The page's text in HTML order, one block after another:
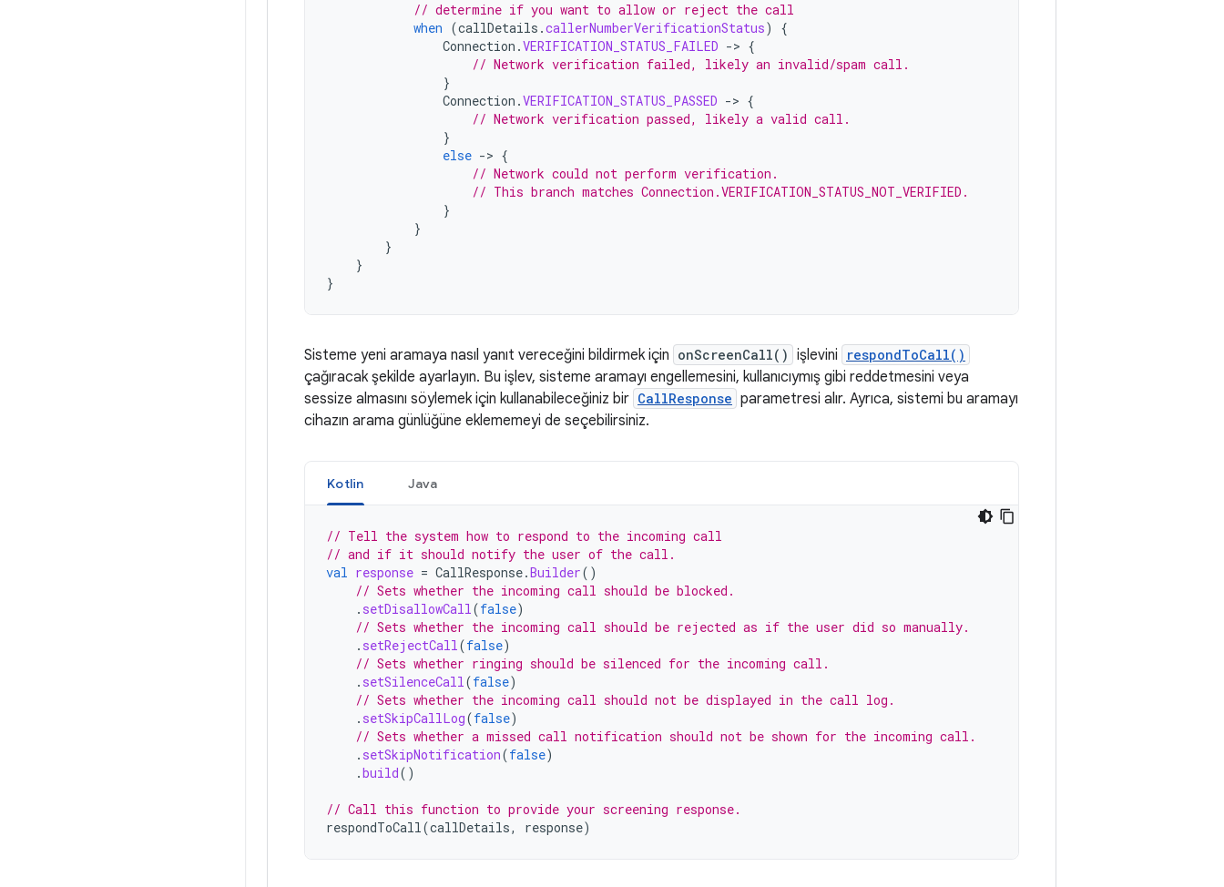
// determine if you want to allow or reject the call
when (callDetails .callerNumberVerificationStatus)
{
Connection .VERIFICATION_STATUS_FAILED -> {
// Network verification failed, likely an invalid/spam call.
}
Connection .VERIFICATION_STATUS_PASSED -> {
// Network verification passed, likely a valid call.
}
else -> {
// Network could not perform verification.
// This branch matches Connection.VERIFICATION_STATUS_NOT_VERIFIED.
}
}
}
}
}
Sisteme yeni aramaya nasıl yanıt vereceğini bildirmek için onScreenCall() işlevini respondToCall()
çağıracak şekilde ayarlayın. Bu işlev, sisteme aramayı engellemesini, kullanıcıymış gibi reddetmesini veya
sessize almasını söylemek için kullanabileceğiniz bir CallResponse parametresi alır. Ayrıca, sistemi bu aramayı
cihazın arama günlüğüne eklememeyi de seçebilirsiniz.
Kotlin Java
// Tell the system how to respond to the incoming call
// and if it should notify the user of the call.
val response = CallResponse.Builder()
// Sets whether the incoming call should be blocked.
. setDisallowCall(false)
// Sets whether the incoming call should be rejected as if the user did so manually.
. setRejectCall(false)
// Sets whether ringing should be silenced for the incoming call.
. setSilenceCall(false)
// Sets whether the incoming call should not be displayed in the call log.
. setSkipCallLog(false)
// Sets whether a missed call notification should not be shown for the incoming call.
. setSkipNotification(false)
.build()
// Call this function to provide your screening response.
respondToCall(callDetails, response)